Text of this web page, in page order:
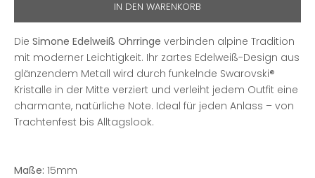
IN DEN WARENKORB
Die Simone Edelweiß Ohrringe verbinden alpine Tradition
mit moderner Leichtigkeit. Ihr zartes Edelweiß-Design aus
glänzendem Metall wird durch funkelnde Swarovski®
Kristalle in der Mitte verziert und verleiht jedem Outfit eine
charmante, natürliche Note. Ideal für jeden Anlass – von
Trachtenfest bis Alltagslook.
Maße: 15mm